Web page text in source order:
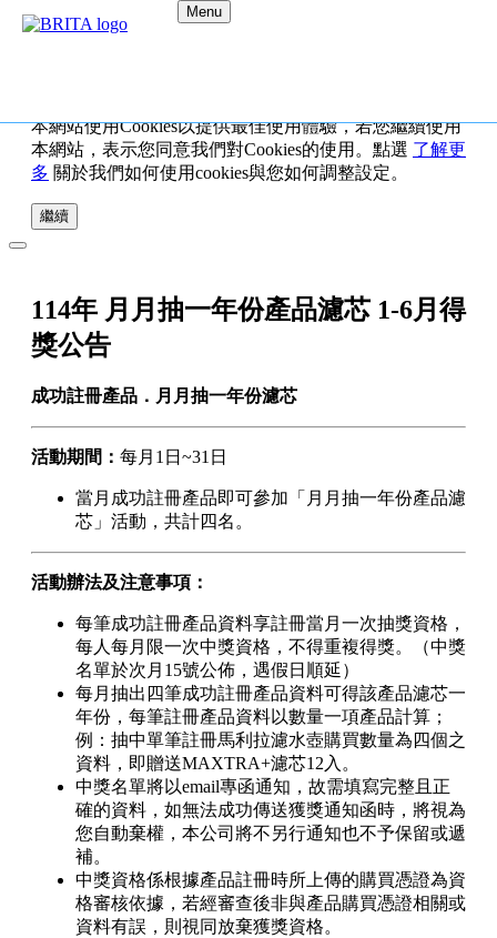
本網站使用Cookies以提供最佳使用體驗，若您繼續使用
本網站，表示您同意我們對Cookies的使用。點選 了解更
多 關於我們如何使用cookies與您如何調整設定。
繼續
Menu
114年 月月抽一年份產品濾芯 1-6月得
獎公告
成功註冊產品．月月抽一年份濾芯
活動期間： 每月1日~31日
當月成功註冊產品即可參加「月月抽一年份產品濾
芯」活動，共計四名。
活動辦法及注意事項：
每筆成功註冊產品資料享註冊當月一次抽獎資格，
每人每月限一次中獎資格，不得重複得獎。（中獎
名單於次月15號公佈，遇假日順延）
每月抽出四筆成功註冊產品資料可得該產品濾芯一
年份，每筆註冊產品資料以數量一項產品計算；
例：抽中單筆註冊馬利拉濾水壺購買數量為四個之
資料，即贈送MAXTRA+濾芯12入。
中獎名單將以email專函通知，故需填寫完整且正
確的資料，如無法成功傳送獲獎通知函時，將視為
您自動棄權，本公司將不另行通知也不予保留或遞
補。
中獎資格係根據產品註冊時所上傳的購買憑證為資
格審核依據，若經審查後非與產品購買憑證相關或
資料有誤，則視同放棄獲獎資格。